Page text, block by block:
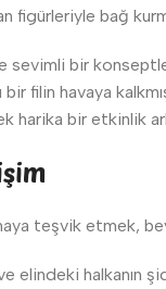
bağ
sevimli bir
filin havaya
bir etkinlik
teşvik etmek,
elindeki halkanın